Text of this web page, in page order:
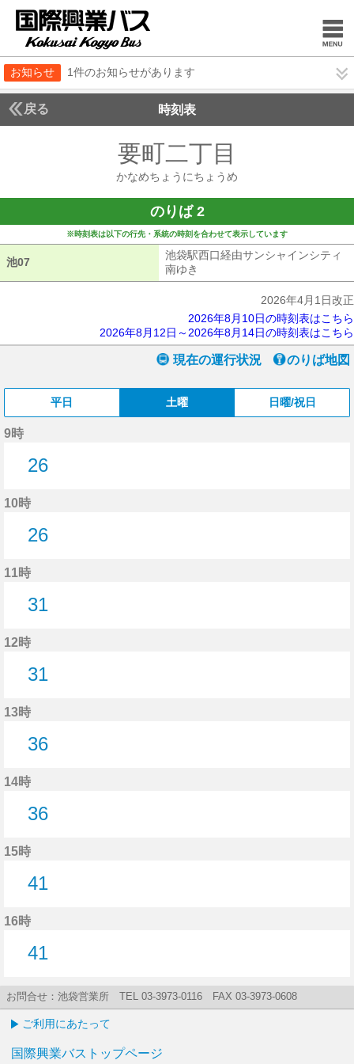
お知らせ 1件のお知らせがあります
戻る 時刻表
要町二丁目
かなめちょうにちょうめ
のりば 2
※時刻表は以下の行先・系統の時刻を合わせて表示しています
池07
池袋駅西口経由サンシャインシティ
南ゆき
2026年4月1日改正
2026年8月10日の時刻表はこちら
2026年8月12日～2026年8月14日の時刻表はこちら
現在の運行状況 のりば地図
平日 土曜 日曜/祝日
9時
26
10時
26
11時
31
12時
31
13時
36
14時
36
15時
41
16時
41
お問合せ：池袋営業所 TEL 03-3973-0116 FAX 03-3973-0608
ご利用にあたって
国際興業バストップページ